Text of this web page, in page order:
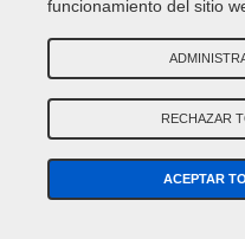
Colores de carrocería
funcionamiento del sitio
RECHAZAR
ACEPTAR